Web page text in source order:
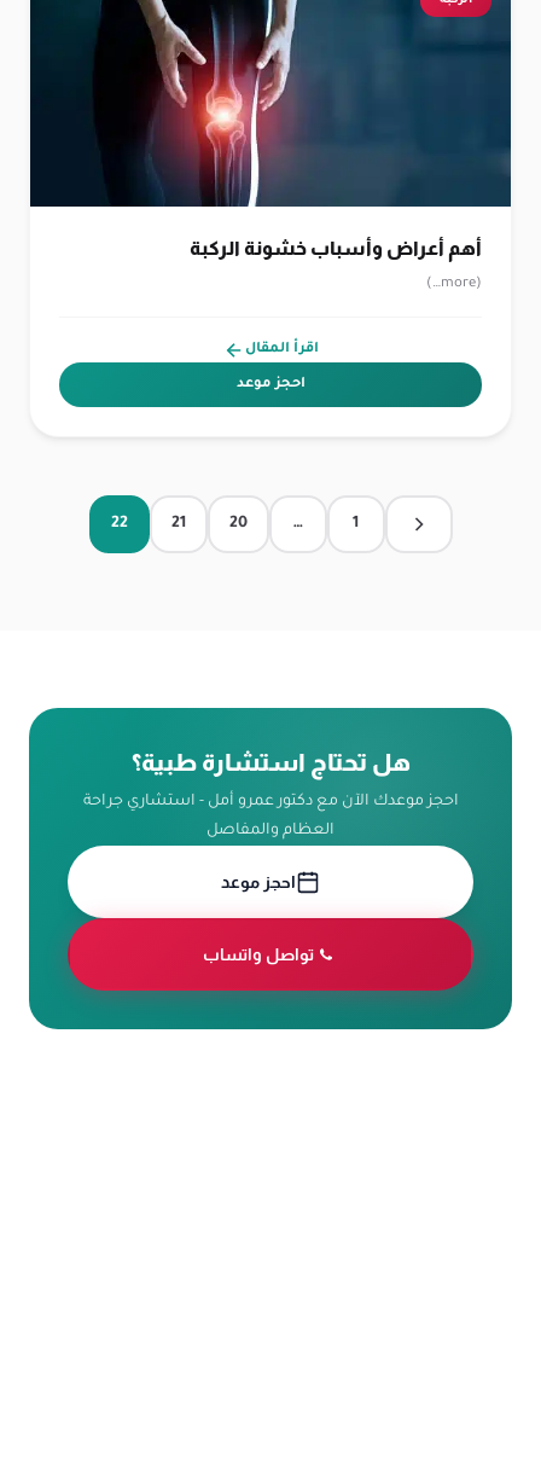
أهم أعراض وأسباب خشونة الركبة
(more…)
اقرأ المقال
احجز موعد
التنقل
1
…
20
21
22
هل تحتاج استشارة طبية؟
احجز موعدك الآن مع دكتور عمرو أمل - استشاري جراحة
العظام والمفاصل
احجز موعد
تواصل واتساب